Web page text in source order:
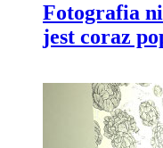
Fotografia
jest coraz